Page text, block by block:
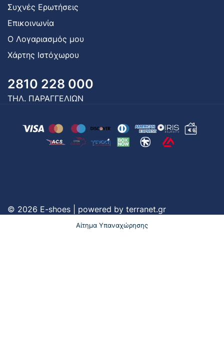
Συχνές Ερωτήσεις
Επικοινωνία
Ο Λογαριασμός μου
Χάρτης Ιστόχωρου
2810 228 000
ΤΗΛ. ΠΑΡΑΓΓΕΛΙΩΝ
© 2026 E-shoes | powered by terranet.gr
Αίτημα Υπαναχώρησης